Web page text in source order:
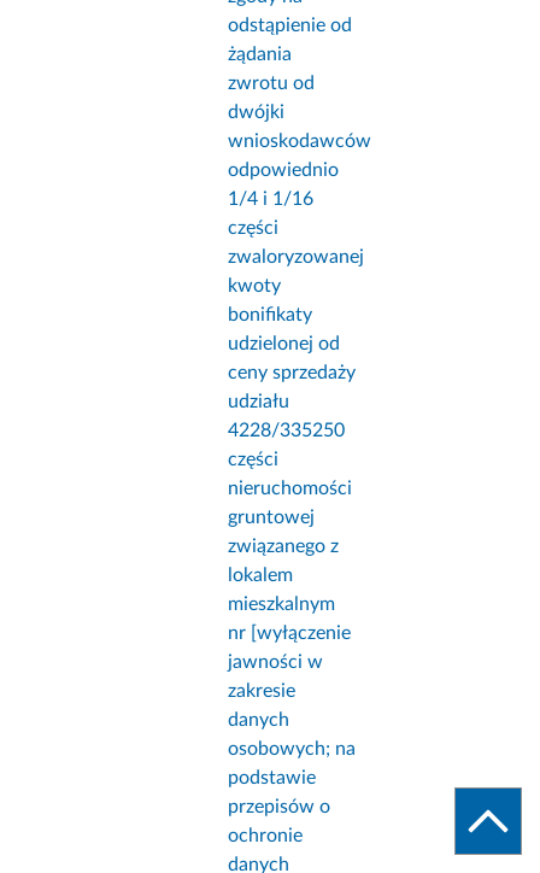
odstąpienie od
żądania
zwrotu od
dwójki
wnioskodawców
odpowiednio
1/4 i 1/16
części
zwaloryzowanej
kwoty
bonifikaty
udzielonej od
ceny sprzedaży
udziału
4228/335250
części
nieruchomości
gruntowej
związanego z
lokalem
mieszkalnym
nr [wyłączenie
jawności w
zakresie
danych
osobowych; na
podstawie
przepisów o
ochronie
danych